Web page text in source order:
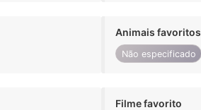
Animais favoritos
Não especificado
Filme favorito